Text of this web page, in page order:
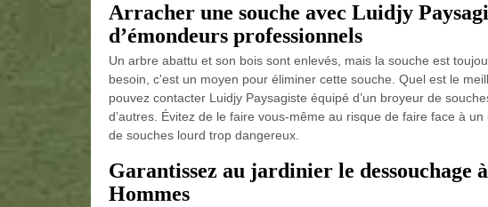
Arracher une souche avec Luidjy
d’émondeurs professionnels
Un arbre abattu et son bois sont enlevés, mais la souche est
besoin, c'est un moyen pour éliminer cette souche. Quel est le
pouvez contacter Luidjy Paysagiste équipé d’un broyeur de
d’autres. Évitez de le faire vous-même au risque de faire face à
de souches lourd trop dangereux.
Garantissez au jardinier le dessouchage
Hommes